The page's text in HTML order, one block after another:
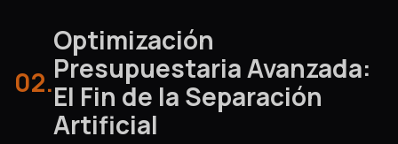
02.
Optimización
Presupuestaria Avanzada:
El Fin de la Separación
Artificial